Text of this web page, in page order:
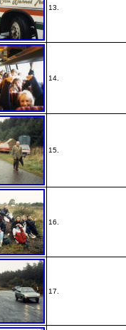
13.
14.
15.
16.
17.